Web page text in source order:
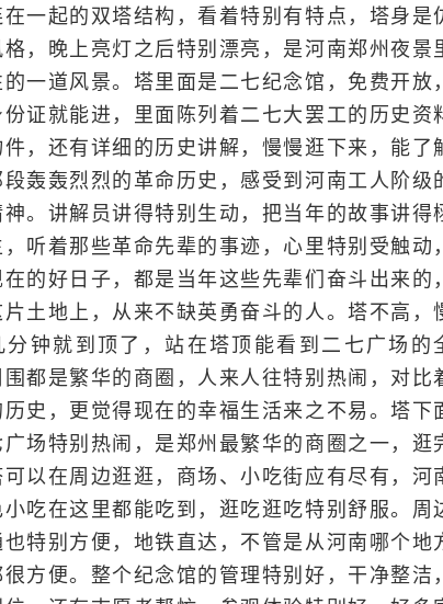
一起的双塔结构，看着特别有特点，塔身是
，晚上亮灯之后特别漂亮，是河南郑州夜景
一道风景。塔里面是二七纪念馆，免费开放，
证就能进，里面陈列着二七大罢工的历史资
，还有详细的历史讲解，慢慢逛下来，能了
段轰轰烈烈的革命历史，感受到河南工人阶级
。讲解员讲得特别生动，把当年的故事讲得
听着那些革命先辈的事迹，心里特别受触动，
的好日子，都是当年这些先辈们奋斗出来的，
土地上，从来不缺英勇奋斗的人。塔不高，
分钟就到顶了，站在塔顶能看到二七广场的
都是繁华的商圈，人来人往特别热闹，对比
历史，更觉得现在的幸福生活来之不易。塔下
场特别热闹，是郑州最繁华的商圈之一，逛
以在周边逛逛，商场、小吃街应有尽有，河
吃在这里都能吃到，逛吃逛吃特别舒服。周
特别方便，地铁直达，不管是从河南哪个地
方便。整个纪念馆的管理特别好，干净整洁，